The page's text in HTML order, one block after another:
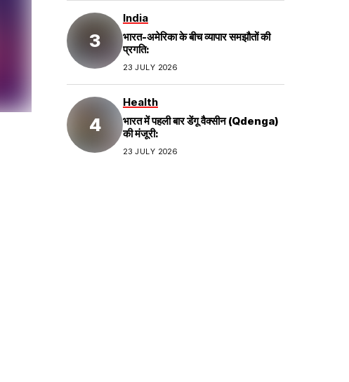
India
भारत-अमेरिका के बीच व्यापार समझौतों की
प्रगति:
23 JULY 2026
Health
भारत में पहली बार डेंगू वैक्सीन (Qdenga)
की मंजूरी:
23 JULY 2026